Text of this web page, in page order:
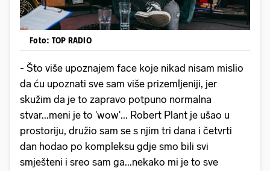
Foto: TOP RADIO
- Što više upoznajem face koje nikad nisam mislio
da ću upoznati sve sam više prizemljeniji, jer
skužim da je to zapravo potpuno normalna
stvar...meni je to 'wow'... Robert Plant je ušao u
prostoriju, družio sam se s njim tri dana i četvrti
dan hodao po kompleksu gdje smo bili svi
smješteni i sreo sam ga...nekako mi je to sve